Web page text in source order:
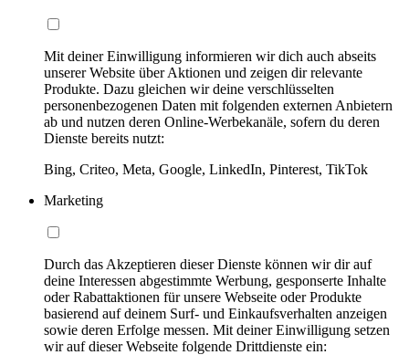
Mit deiner Einwilligung informieren wir dich auch abseits
unserer Website über Aktionen und zeigen dir relevante
Produkte. Dazu gleichen wir deine verschlüsselten
personenbezogenen Daten mit folgenden externen Anbietern
ab und nutzen deren Online-Werbekanäle, sofern du deren
Dienste bereits nutzt:
Bing, Criteo, Meta, Google, LinkedIn, Pinterest, TikTok
Marketing
Durch das Akzeptieren dieser Dienste können wir dir auf
deine Interessen abgestimmte Werbung, gesponserte Inhalte
oder Rabattaktionen für unsere Webseite oder Produkte
basierend auf deinem Surf- und Einkaufsverhalten anzeigen
sowie deren Erfolge messen. Mit deiner Einwilligung setzen
wir auf dieser Webseite folgende Drittdienste ein: